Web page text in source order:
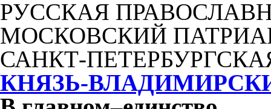
РУССКАЯ
МОСКОВСКИЙ
САНКТ-
КНЯЗЬ-